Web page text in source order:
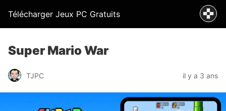
Télécharger Jeux PC Gratuits
Super Mario War
TJPC il y a 3 ans